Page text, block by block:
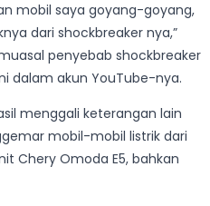
mobil saya goyang-goyang,
dari shockbreaker nya,”
penyebab shockbreaker
dalam akun YouTube-nya.
menggali keterangan lain
mobil-mobil listrik dari
Chery Omoda E5, bahkan